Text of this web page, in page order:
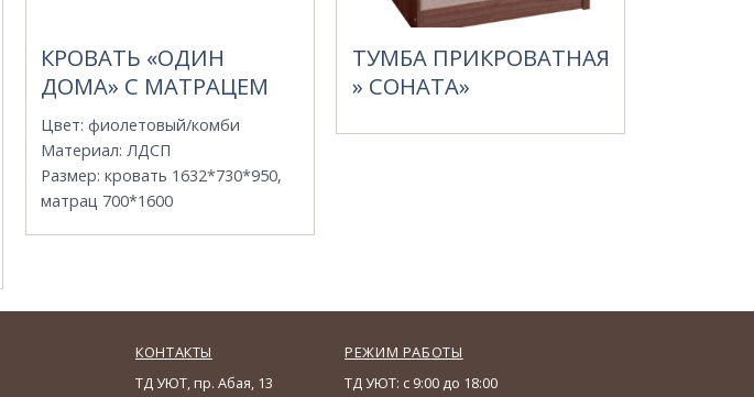
КРОВАТЬ «ОДИН
ДОМА» С МАТРАЦЕМ
Цвет:фиолетовый/комби
Материал:ЛДСП
Размер:кровать 1632*730*950,
матрац 700*1600
ТУМБА ПРИКРОВАТНАЯ
» СОНАТА»
КОНТАКТЫ
ТД УЮТ, пр. Абая, 13
РЕЖИМ РАБОТЫ
ТД УЮТ: с 9:00 до 18:00